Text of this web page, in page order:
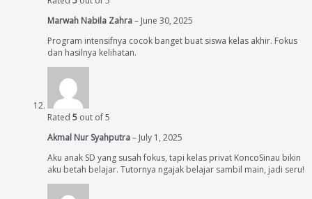
Marwah Nabila Zahra– June 30, 2025
Program intensifnya cocok banget buat siswa kelas akhir. Fokus
dan hasilnya kelihatan.
Rated 5 out of 5
Akmal Nur Syahputra– July 1, 2025
Aku anak SD yang susah fokus, tapi kelas privat KoncoSinau bikin
aku betah belajar. Tutornya ngajak belajar sambil main, jadi seru!